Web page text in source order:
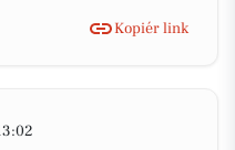
Kopiér link